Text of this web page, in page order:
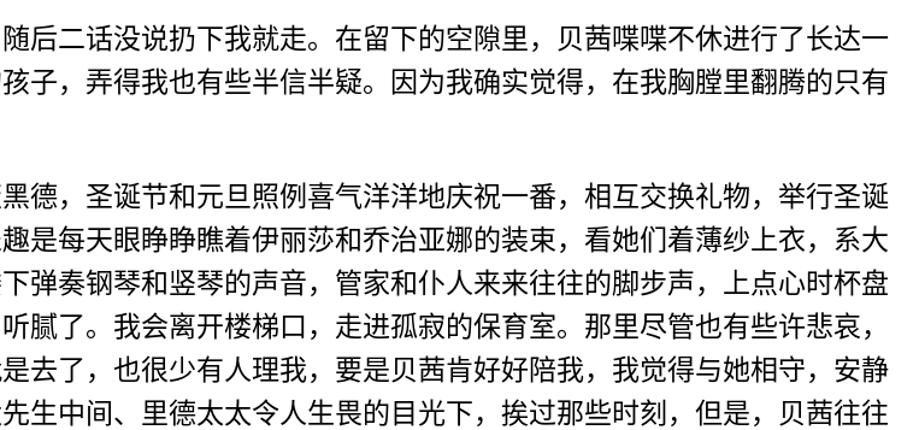
后二话没说扔下我就走。在留下的空隙里，贝茜喋喋不休进行了长达一
子，弄得我也有些半信半疑。因为我确实觉得，在我胸膛里翻腾的只有
德，圣诞节和元旦照例喜气洋洋地庆祝一番，相互交换礼物，举行圣诞
是每天眼睁睁瞧着伊丽莎和乔治亚娜的装束，看她们着薄纱上衣，系大
弹奏钢琴和竖琴的声音，管家和仆人来来往往的脚步声，上点心时杯盘
腻了。我会离开楼梯口，走进孤寂的保育室。那里尽管也有些许悲哀，
去了，也很少有人理我，要是贝茜肯好好陪我，我觉得与她相守，安静
生中间、里德太太令人生畏的目光下，挨过那些时刻，但是，贝茜往往